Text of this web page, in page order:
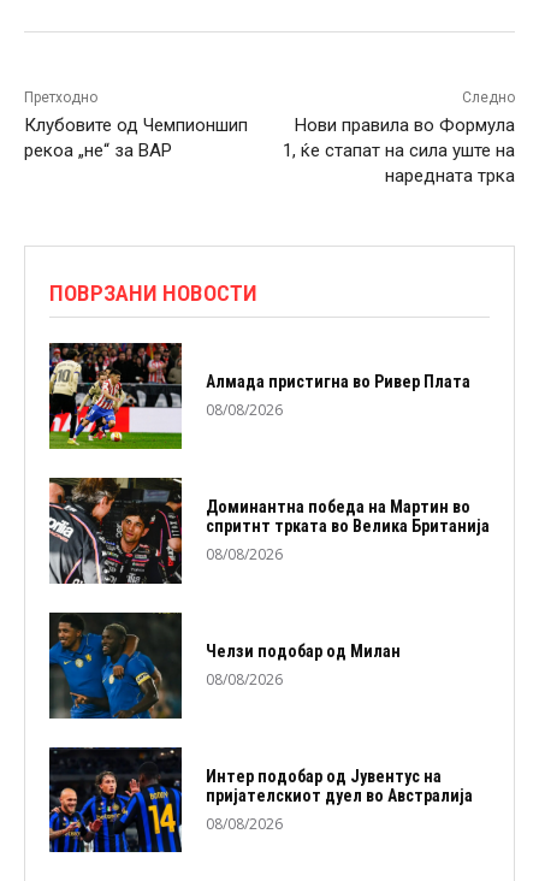
Претходно
Клубовите од Чемпионшип
рекоа „не“ за ВАР
Следно
Нови правила во Формула
1, ќе стапат на сила уште на
наредната трка
ПОВРЗАНИ НОВОСТИ
Алмада пристигна во Ривер Плата
08/08/2026
Доминантна победа на Мартин во
спритнт трката во Велика Британија
08/08/2026
Челзи подобaр од Милан
08/08/2026
Интер подобар од Јувентус на
пријателскиот дуел во Австралија
08/08/2026